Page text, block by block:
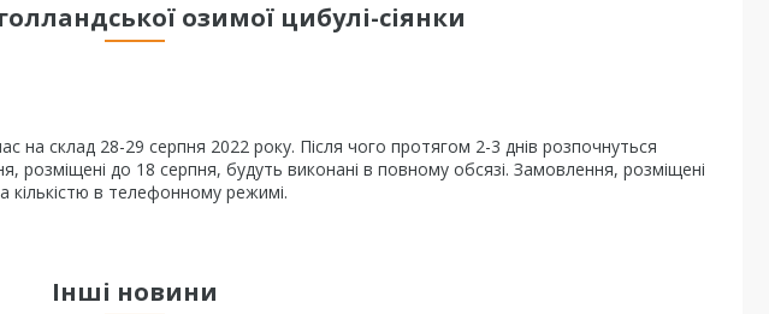
озимої цибулі-сіянки
на склад 28-29 серпня 2022 року. Після чого протягом 2-3 днів розпочнуться
розміщені до 18 серпня, будуть виконані в повному обсязі. Замовлення, розміщені
кількістю в телефонному режимі.
Інші новини